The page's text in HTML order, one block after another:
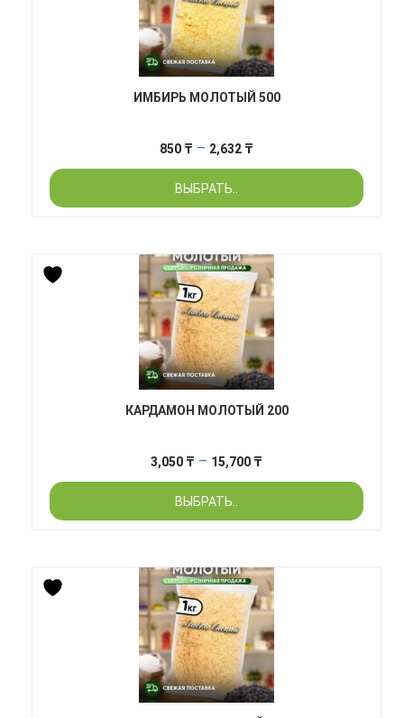
ИМБИРЬ МОЛОТЫЙ 500
850 ₸ – 2,632 ₸
цен:
–
ВЫБРАТЬ..
КАРДАМОН МОЛОТЫЙ 200
3,050 ₸ – 15,700 ₸
цен:
–
ВЫБРАТЬ..